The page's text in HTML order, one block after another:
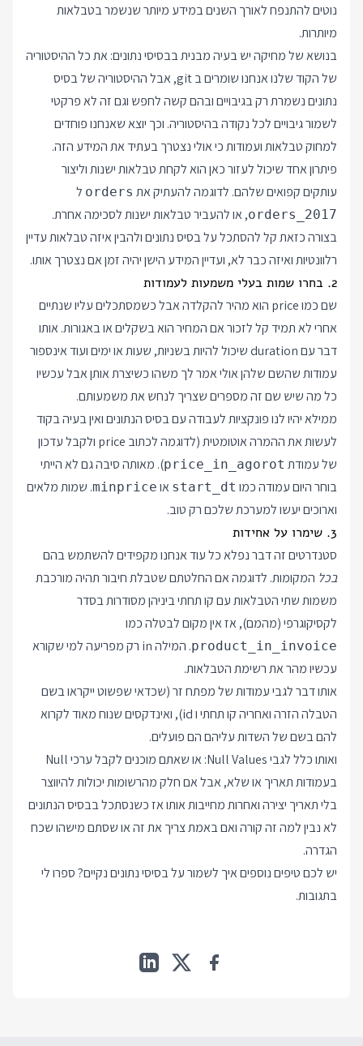
נוטים להתנפח לאורך השנים במידע מיותר שנשמר בטבלאות
מיותרות.
בנושא של מחיקה יש בעיה מבנית בבסיסי נתונים: את כל ההיסטוריה
של הקוד שלנו אנחנו שומרים ב git, אבל ההיסטוריה של בסיס
נתונים נשמרת רק בגיבויים ובהם קשה לחפש וגם זה לא פרקטי
לשמור גיבויים לכל נקודה בהיסטוריה. וכך יוצא שאנחנו פוחדים
למחוק טבלאות ועמודות כי אולי נצטרך בעתיד את המידע הזה.
פיתרון אחד שיכול לעזור כאן הוא לקחת טבלאות ישנות וליצור
עותקים קפואים שלהם. לדוגמה להעתיק את orders ל
orders_2017, או להעביר טבלאות ישנות לסכימה אחרת.
בצורה כזאת קל להסתכל על בסיס נתונים ולהבין איזה טבלאות עדיין
רלוונטיות ואיזה כבר לא, ועדיין המידע הישן יהיה זמן אם נצטרך אותו.
2. בחרו שמות בעלי משמעות לעמודות
שם כמו price הוא מהיר להקלדה אבל כשמסתכלים עליו שנתיים
אחרי לא תמיד קל לזכור אם המחיר הוא בשקלים או באגורות. אותו
דבר עם duration שיכול להיות בשניות, שעות או ימים ועוד אינספור
עמודות שהשם שלהן אולי אמר לך משהו כשיצרת אותן אבל עכשיו
כל מה שיש שם זה מספרים שצריך לנחש את משמעותם.
ממילא יהיו לנו פונקציות לעבודה עם בסיס הנתונים ואין בעיה בקוד
לעשות את ההמרה אוטומטית (לדוגמה לכתוב price ולקבל עדכון
של עמודת price_in_agorot). מאותה סיבה גם לא הייתי
בוחר היום עמודה כמו start_dt או minprice. שמות מלאים
וארוכים יעשו למערכת שלכם רק טוב.
3. שימרו על אחידות
סטנדרטים זה דבר נפלא כל עוד אנחנו מקפידים להשתמש בהם
בכל המקומות. לדוגמה אם החלטתם שטבלת חיבור תהיה מורכבת
משמות שתי הטבלאות עם קו תחתי ביניהן מסודרות בסדר
לקסיקוגרפי (מהמם), אז אין מקום לבטלה כמו
product_in_invoice
. המילה in רק מפריעה למי שקורא
עכשיו מהר את רשימת הטבלאות.
אותו דבר לגבי עמודות של מפתח זר (שכדאי שפשוט ייקראו בשם
הטבלה הזרה ואחריה קו תחתי ו id), ואינדקסים שנוח מאוד לקרוא
להם בשם של השדות עליהם הם פועלים.
ואותו כלל לגבי Null Values: או שאתם מוכנים לקבל ערכי Null
בעמודות תאריך או שלא, אבל אם חלק מהרשומות יכולות להיווצר
בלי תאריך יצירה ואחרות מחייבות אותו אז כשנסתכל בבסיס הנתונים
לא נבין למה זה קורה ואם באמת צריך את זה או שסתם מישהו שכח
הגדרה.
יש לכם טיפים נוספים איך לשמור על בסיסי נתונים נקיים? ספרו לי
בתגובות.